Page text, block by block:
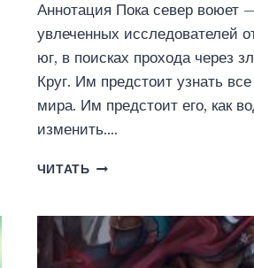
Аннотация Пока север воюет
увлеченных исследователей
юг, в поисках прохода через
Круг. Им предстоит узнать
мира. Им предстоит его, как
изменить….
ЧИТАТЬ ЛЕДОВАЯ
ПОГУЛЯЙ)